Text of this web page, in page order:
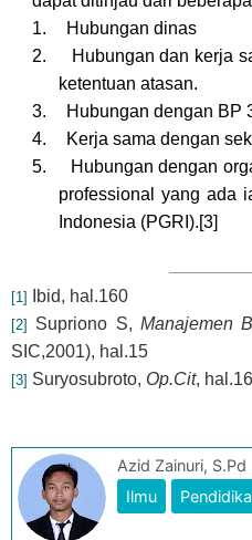
1.
Hubungan dinas
2.
Hubungan dan kerja
ketentuan atasan.
3.
Hubungan dengan BP
4.
Kerja sama dengan
5.
Hubungan dengan
professional yang ada
Indonesia (PGRI).[3]
[1] Ibid, hal.160
[2] Supriono S, Manajemen
SIC,2001), hal.15
[3] Suryosubroto, Op.Cit,
Azid Zainuri, S.Pd
Ilmu